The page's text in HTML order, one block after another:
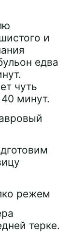
и
едва
чуть
минут.
терке.